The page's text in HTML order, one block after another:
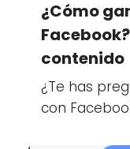
¿Cómo
contenido
¿Te has
con